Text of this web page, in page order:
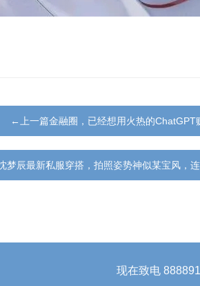
←上一篇金融圈，已经想用火热的ChatGPT
梦辰最新私服穿搭，拍照姿势神似某宝风，
现在致电